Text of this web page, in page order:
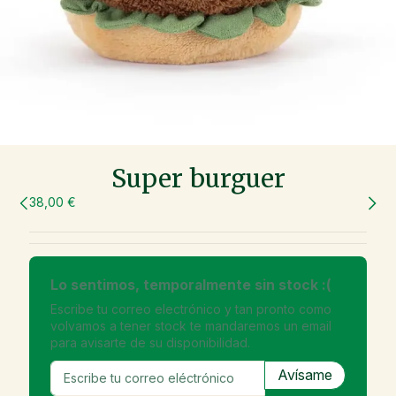
Super burguer
38,00 €
Lo sentimos, temporalmente sin stock :(
Escribe tu correo electrónico y tan pronto como
volvamos a tener stock te mandaremos un email
para avisarte de su disponibilidad.